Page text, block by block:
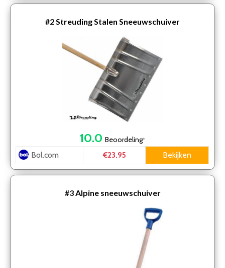
#2Streuding Stalen Sneeuwschuiver
10.0 Beoordeling*
Bol.com €23.95 Bekijken
#3Alpine sneeuwschuiver